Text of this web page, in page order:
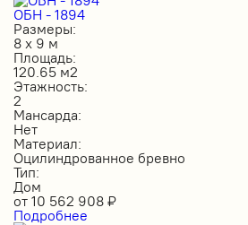
ОБН - 1894
Размеры:
8 х 9 м
Площадь:
120.65 м2
Этажность:
2
Мансарда:
Нет
Материал:
Оцилиндрованное бревно
Тип:
Дом
от 10 562 908 ₽
Подробнее